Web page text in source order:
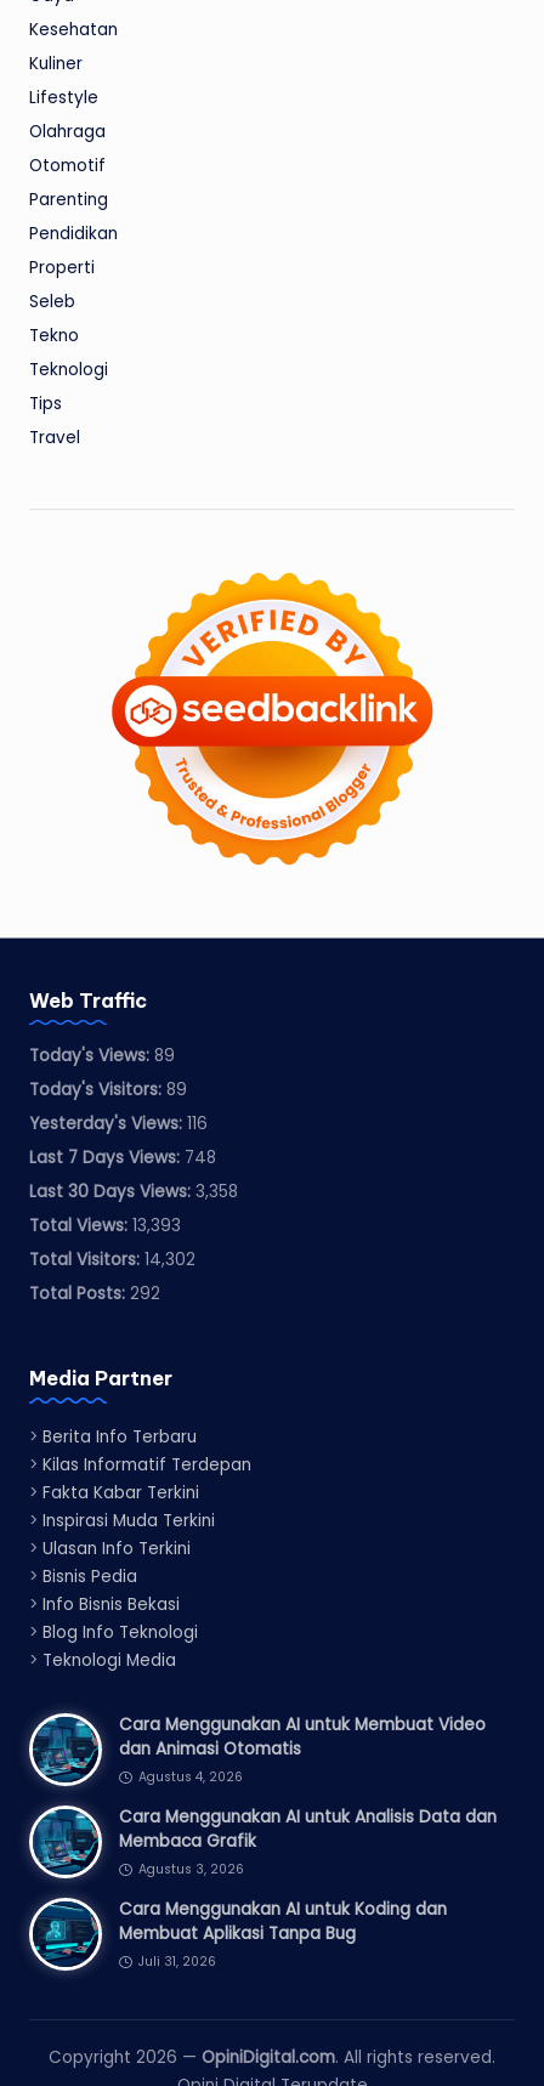
Kesehatan
Kuliner
Lifestyle
Olahraga
Otomotif
Parenting
Pendidikan
Properti
Seleb
Tekno
Teknologi
Tips
Travel
Web Traffic
Today's Views: 89
Today's Visitors: 89
Yesterday's Views: 116
Last 7 Days Views: 748
Last 30 Days Views: 3,358
Total Views: 13,393
Total Visitors: 14,302
Total Posts: 292
Media Partner
> Berita Info Terbaru
> Kilas Informatif Terdepan
> Fakta Kabar Terkini
> Inspirasi Muda Terkini
> Ulasan Info Terkini
> Bisnis Pedia
> Info Bisnis Bekasi
> Blog Info Teknologi
> Teknologi Media
Cara Menggunakan AI untuk Membuat Video
dan Animasi Otomatis
Agustus 4, 2026
Cara Menggunakan AI untuk Analisis Data dan
Membaca Grafik
Agustus 3, 2026
Cara Menggunakan AI untuk Koding dan
Membuat Aplikasi Tanpa Bug
Juli 31, 2026
Copyright 2026 — OpiniDigital.com. All rights reserved.